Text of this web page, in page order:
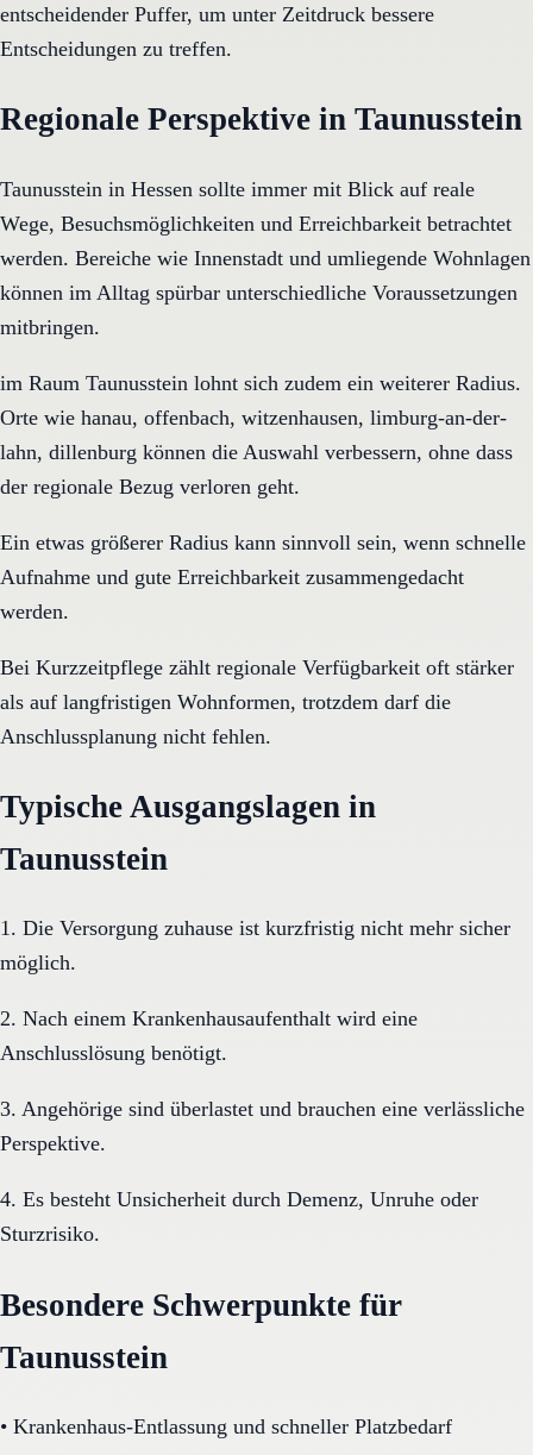
entscheidender Puffer, um unter Zeitdruck bessere
Entscheidungen zu treffen.
Regionale Perspektive in Taunusstein
Taunusstein in Hessen sollte immer mit Blick auf reale
Wege, Besuchsmöglichkeiten und Erreichbarkeit betrachtet
werden. Bereiche wie Innenstadt und umliegende Wohnlagen
können im Alltag spürbar unterschiedliche Voraussetzungen
mitbringen.
im Raum Taunusstein lohnt sich zudem ein weiterer Radius.
Orte wie hanau, offenbach, witzenhausen, limburg-an-der-
lahn, dillenburg können die Auswahl verbessern, ohne dass
der regionale Bezug verloren geht.
Ein etwas größerer Radius kann sinnvoll sein, wenn schnelle
Aufnahme und gute Erreichbarkeit zusammengedacht
werden.
Bei Kurzzeitpflege zählt regionale Verfügbarkeit oft stärker
als auf langfristigen Wohnformen, trotzdem darf die
Anschlussplanung nicht fehlen.
Typische Ausgangslagen in
Taunusstein
1. Die Versorgung zuhause ist kurzfristig nicht mehr sicher
möglich.
2. Nach einem Krankenhausaufenthalt wird eine
Anschlusslösung benötigt.
3. Angehörige sind überlastet und brauchen eine verlässliche
Perspektive.
4. Es besteht Unsicherheit durch Demenz, Unruhe oder
Sturzrisiko.
Besondere Schwerpunkte für
Taunusstein
• Krankenhaus-Entlassung und schneller Platzbedarf